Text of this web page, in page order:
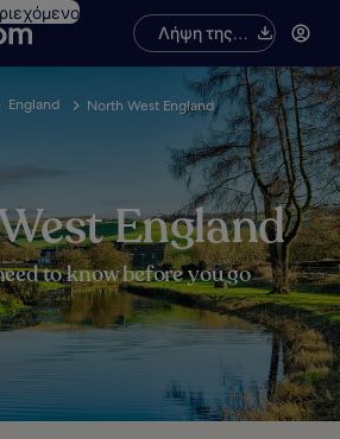
Λήψη της
εφαρμογής
England North West England
England
to know before you go